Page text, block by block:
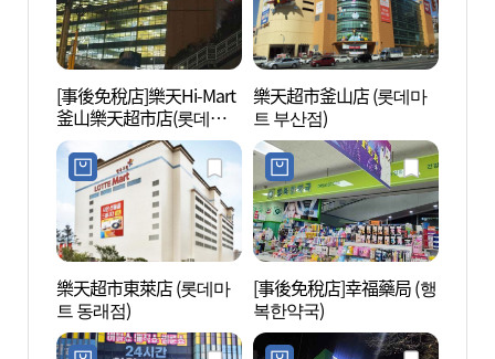
[事後免稅店]樂天Hi-Mart
釜山樂天超市店(롯데하
이마트 부산롯데마트점)
樂天超市釜山店 (롯데마
트 부산점)
樂天超市東萊店 (롯데마
트 동래점)
[事後免稅店]幸福藥局 (행
복한약국)